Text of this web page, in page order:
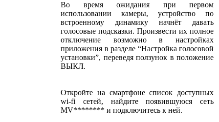
Во время ожидания при первом
использовании камеры, устройство по
встроенному динамику начнёт давать
голосовые подсказки. Произвести их полное
отключение возможно в настройках
приложения в разделе “Настройка голосовой
установки”, переведя ползунок в положение
ВЫКЛ.
Откройте на смартфоне список доступных
wi-fi сетей, найдите появившуюся сеть
MV******** и подключитесь к ней.